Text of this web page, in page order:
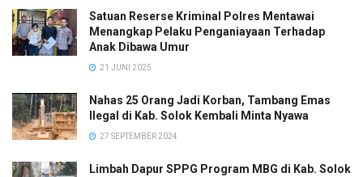
Satuan Reserse Kriminal Polres Mentawai
Menangkap Pelaku Penganiayaan Terhadap
Anak Dibawa Umur
21 JUNI 2025
Nahas 25 Orang Jadi Korban, Tambang Emas
Ilegal di Kab. Solok Kembali Minta Nyawa
27 SEPTEMBER 2024
Limbah Dapur SPPG Program MBG di Kab. Solok